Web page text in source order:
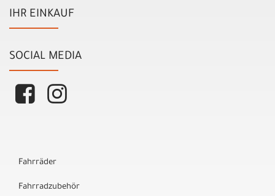
IHR EINKAUF
SOCIAL MEDIA
Fahrräder
Fahrradzubehör